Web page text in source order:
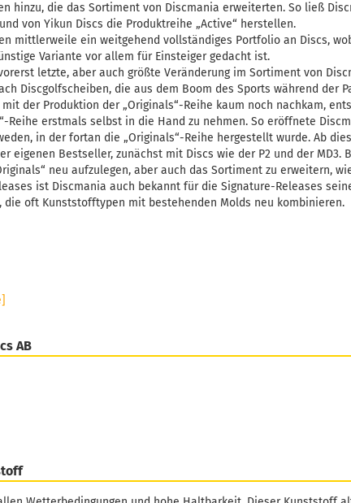
hinzu, die das Sortiment von Discmania erweiterten. So ließ
von Yikun Discs die Produktreihe „Active“ herstellen.
mittlerweile ein weitgehend vollständiges Portfolio an Discs,
Variante vor allem für Einsteiger gedacht ist.
letzte, aber auch größte Veränderung im Sortiment von
Discgolfscheiben, die aus dem Boom des Sports während der
der Produktion der „Originals“-Reihe kaum noch nachkam,
Reihe erstmals selbst in die Hand zu nehmen. So eröffnete
in der fortan die „Originals“-Reihe hergestellt wurde. Ab
eigenen Bestseller, zunächst mit Discs wie der P2 und der MD3.
neu aufzulegen, aber auch das Sortiment zu erweitern,
ist Discmania auch bekannt für die Signature-Releases
die oft Kunststofftypen mit bestehenden Molds neu kombinieren.
AB